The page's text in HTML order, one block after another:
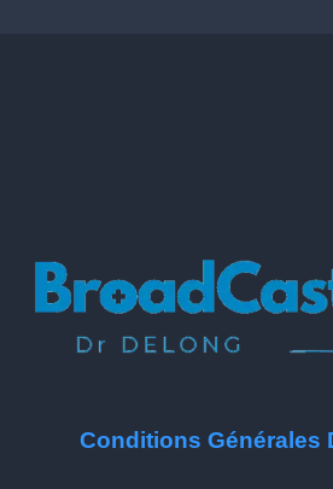
Conditions Générales